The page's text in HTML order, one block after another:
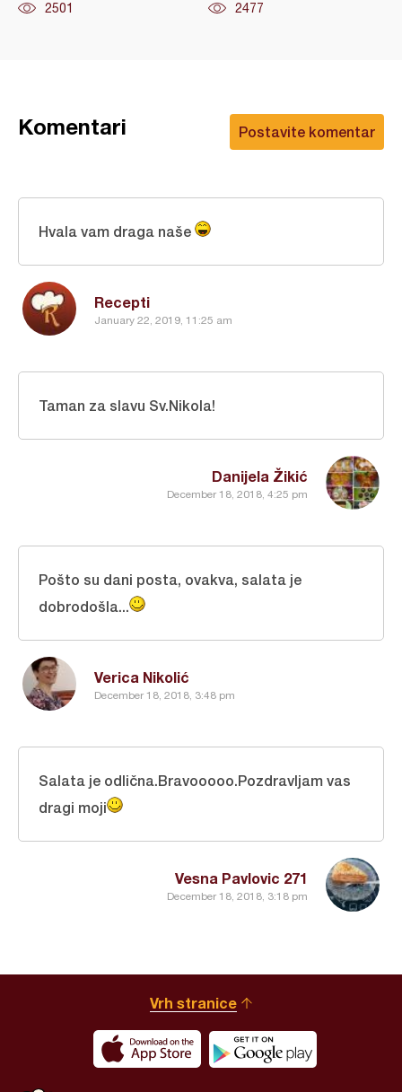
2501 2477
Postavite komentar
Komentari
Recepti
January 22, 2019, 11:25 am
Hvala vam draga naše
Danijela Žikić
December 18, 2018, 4:25 pm
Taman za slavu Sv.Nikola!
Verica Nikolić
December 18, 2018, 3:48 pm
Pošto su dani posta, ovakva, salata je
dobrodošla...
Vesna Pavlovic 271
December 18, 2018, 3:18 pm
Salata je odlična.Bravooooo.Pozdravljam vas
dragi moji
Vrh stranice